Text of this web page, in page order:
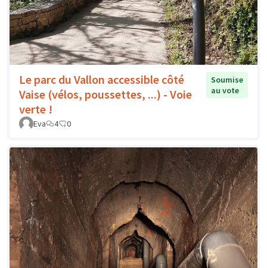
Le parc du Vallon accessible côté
Vaise (vélos, poussettes, ...) - Voie
verte !
Soumise
au vote
Eva 4 0